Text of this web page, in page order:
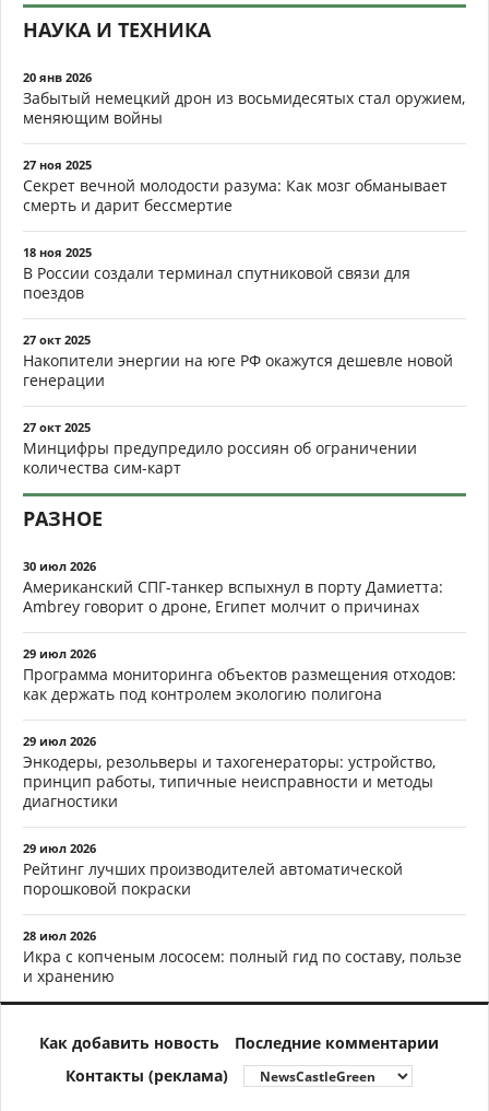
НАУКА И ТЕХНИКА
20 янв 2026
Забытый немецкий дрон из восьмидесятых стал оружием,
меняющим войны
27 ноя 2025
Секрет вечной молодости разума: Как мозг обманывает
смерть и дарит бессмертие
18 ноя 2025
В России создали терминал спутниковой связи для
поездов
27 окт 2025
Накопители энергии на юге РФ окажутся дешевле новой
генерации
27 окт 2025
Минцифры предупредило россиян об ограничении
количества сим-карт
РАЗНОЕ
30 июл 2026
Американский СПГ-танкер вспыхнул в порту Дамиетта:
Ambrey говорит о дроне, Египет молчит о причинах
29 июл 2026
Программа мониторинга объектов размещения отходов:
как держать под контролем экологию полигона
29 июл 2026
Энкодеры, резольверы и тахогенераторы: устройство,
принцип работы, типичные неисправности и методы
диагностики
29 июл 2026
Рейтинг лучших производителей автоматической
порошковой покраски
28 июл 2026
Икра с копченым лососем: полный гид по составу, пользе
и хранению
Как добавить новость
Последние комментарии
Контакты (реклама)